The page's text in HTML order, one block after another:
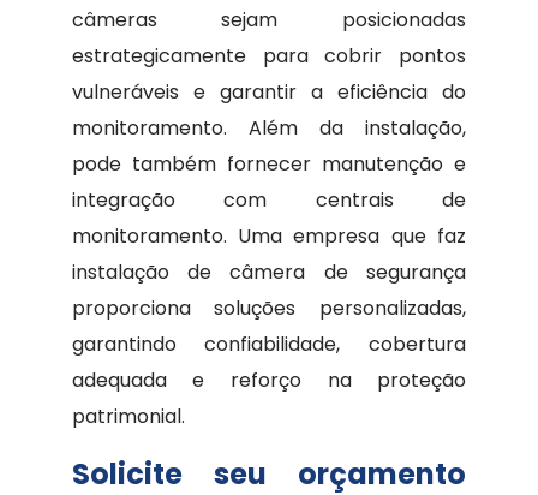
câmeras sejam posicionadas
estrategicamente para cobrir pontos
vulneráveis e garantir a eficiência do
monitoramento. Além da instalação,
pode também fornecer manutenção e
integração com centrais de
monitoramento. Uma empresa que faz
instalação de câmera de segurança
proporciona soluções personalizadas,
garantindo confiabilidade, cobertura
adequada e reforço na proteção
patrimonial.
Solicite seu orçamento